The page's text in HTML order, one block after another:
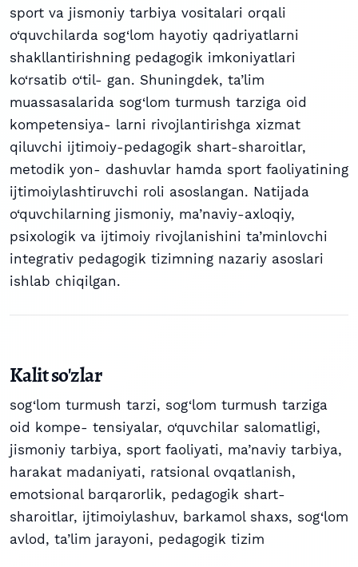
sport va jismoniy tarbiya vositalari orqali
o‘quvchilarda sog‘lom hayotiy qadriyatlarni
shakllantirishning pedagogik imkoniyatlari
ko‘rsatib o‘til- gan. Shuningdek, ta’lim
muassasalarida sog‘lom turmush tarziga oid
kompetensiya- larni rivojlantirishga xizmat
qiluvchi ijtimoiy-pedagogik shart-sharoitlar,
metodik yon- dashuvlar hamda sport faoliyatining
ijtimoiylashtiruvchi roli asoslangan. Natijada
o‘quvchilarning jismoniy, ma’naviy-axloqiy,
psixologik va ijtimoiy rivojlanishini ta’minlovchi
integrativ pedagogik tizimning nazariy asoslari
ishlab chiqilgan.
Kalit so'zlar
sog‘lom turmush tarzi, sog‘lom turmush tarziga
oid kompe- tensiyalar, o‘quvchilar salomatligi,
jismoniy tarbiya, sport faoliyati, ma’naviy tarbiya,
harakat madaniyati, ratsional ovqatlanish,
emotsional barqarorlik, pedagogik shart-
sharoitlar, ijtimoiylashuv, barkamol shaxs, sog‘lom
avlod, ta’lim jarayoni, pedagogik tizim